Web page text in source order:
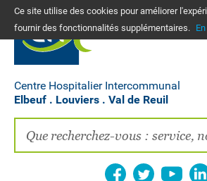
Ce site utilise des cookies pour améliorer
fournir des fonctionnalités supplémentaires.
Centre Hospitalier Intercommunal
Elbeuf . Louviers . Val de Reuil
PLANS
PATIENTS, PROCHES,
EMPLOIS
Vos frais de santé & paiement
Recherche clinique
La Maison des femmes